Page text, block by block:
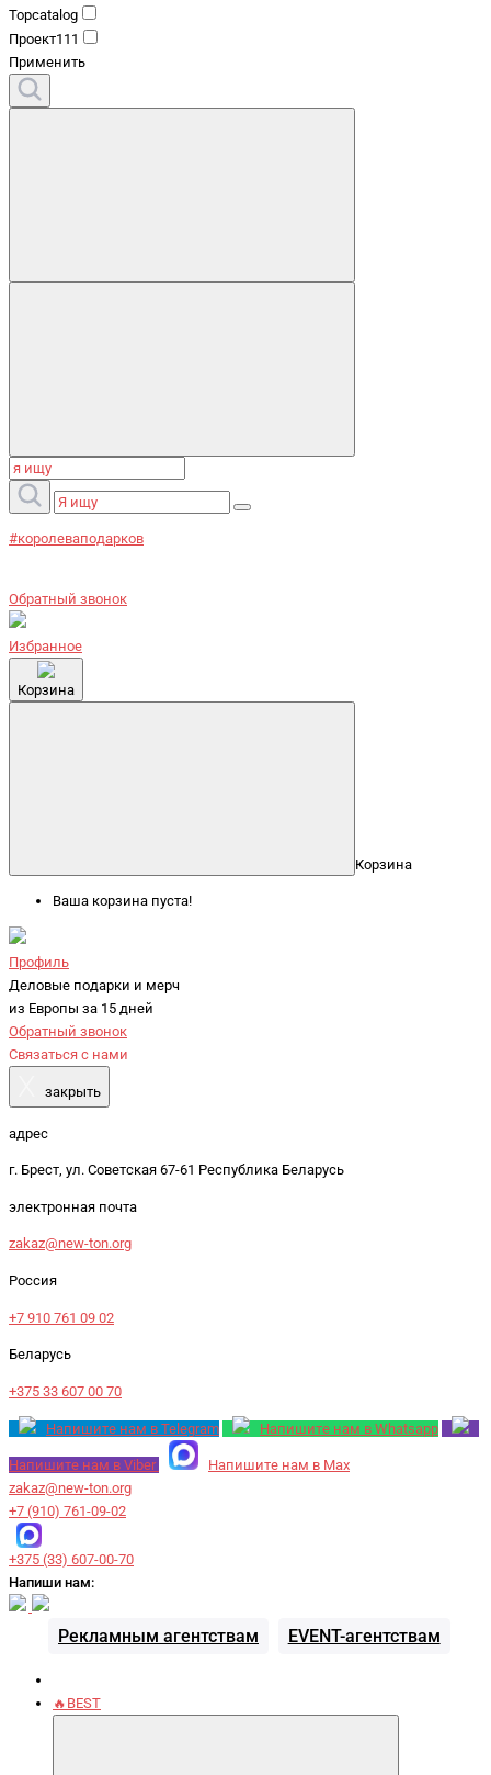
Topcatalog
Проект111
Применить
#королеваподарков
Обратный звонок
Избранное
Корзина
Корзина
Ваша корзина пуста!
Профиль
Деловые подарки и мерч
из Европы за 15 дней
Обратный звонок
Связаться с нами
закрыть
адрес
г. Брест, ул. Советская 67-61 Республика Беларусь
электронная почта
zakaz@new-ton.org
Россия
+7 910 761 09 02
Беларусь
+375 33 607 00 70
Напишите нам в Telegram Напишите нам в Whatsapp
Напишите нам в Viber
Напишите нам в Max
zakaz@new-ton.org
+7 (910) 761-09-02
+375 (33) 607-00-70
Напиши нам:
Рекламным агентствам EVENT-агентствам
🔥BEST